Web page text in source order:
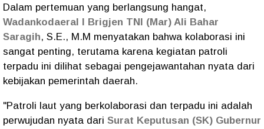
Dalam pertemuan yang berlangsung hangat,
Wadankodaeral I Brigjen TNI (Mar) Ali Bahar
Saragih, S.E., M.M menyatakan bahwa kolaborasi ini
sangat penting, terutama karena kegiatan patroli
terpadu ini dilihat sebagai pengejawantahan nyata dari
kebijakan pemerintah daerah.
​"Patroli laut yang berkolaborasi dan terpadu ini adalah
perwujudan nyata dari Surat Keputusan (SK) Gubernur